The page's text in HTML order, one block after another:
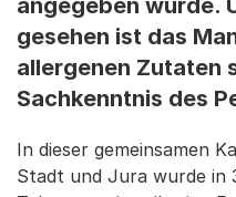
angegeben wurde.
gesehen ist das
allergenen Zutaten
Sachkenntnis des
In dieser gemeinsamen
Stadt und Jura wurde in